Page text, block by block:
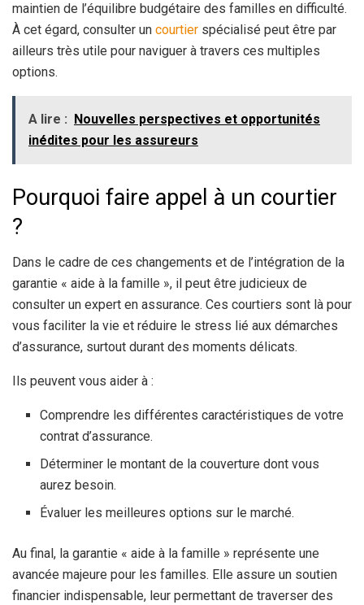
maintien de l’équilibre budgétaire des familles en difficulté.
À cet égard, consulter un courtier spécialisé peut être par
ailleurs très utile pour naviguer à travers ces multiples
options.
A lire : Nouvelles perspectives et opportunités
inédites pour les assureurs
Pourquoi faire appel à un courtier
?
Dans le cadre de ces changements et de l’intégration de la
garantie « aide à la famille », il peut être judicieux de
consulter un expert en assurance. Ces courtiers sont là pour
vous faciliter la vie et réduire le stress lié aux démarches
d’assurance, surtout durant des moments délicats.
Ils peuvent vous aider à :
Comprendre les différentes caractéristiques de votre
contrat d’assurance.
Déterminer le montant de la couverture dont vous
aurez besoin.
Évaluer les meilleures options sur le marché.
Au final, la garantie « aide à la famille » représente une
avancée majeure pour les familles. Elle assure un soutien
financier indispensable, leur permettant de traverser des